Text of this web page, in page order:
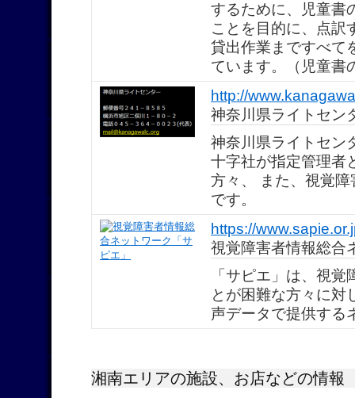
するために、児童書
ことを目的に、点訳
貸出作業まですべて
ています。（児童書
http://
神奈川県ライトセン
神奈川県ライトセン
十字社が指定管理者
方々、 また、視覚
です。
https://
視覚障害者情報総合
「サピエ」は、視
とが困難な方々に対
声データで提供する
湘南エリアの施設、お店などの情報